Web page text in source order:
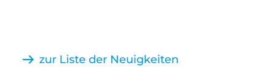
zur Liste der Neuigkeiten